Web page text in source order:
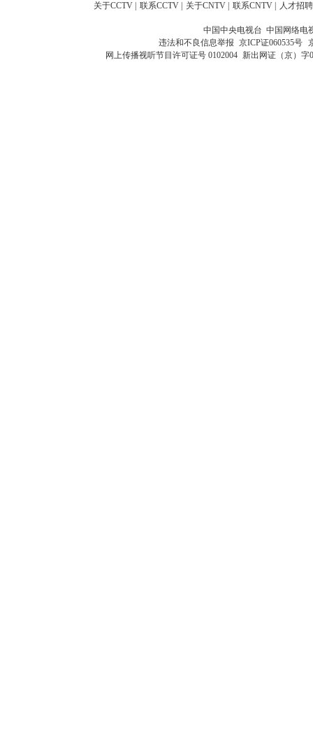
关于CCTV 联系CCTV 关于CNTV 联系CNTV 人才招聘
中国中央电视台 中国网络电
违法和不良信息举报 京ICP证060535号
网上传播视听节目许可证号 0102004 新出网证（京）